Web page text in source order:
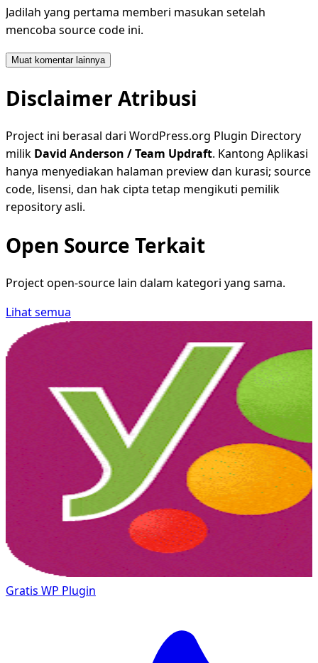
Jadilah yang pertama memberi masukan setelah
mencoba source code ini.
Muat komentar lainnya
Disclaimer Atribusi
Project ini berasal dari WordPress.org Plugin Directory
milik David Anderson / Team Updraft. Kantong Aplikasi
hanya menyediakan halaman preview dan kurasi; source
code, lisensi, dan hak cipta tetap mengikuti pemilik
repository asli.
Open Source Terkait
Project open-source lain dalam kategori yang sama.
Lihat semua
Gratis WP Plugin